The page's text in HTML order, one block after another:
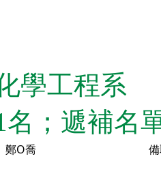
學工程系
；遞補名
鄭O喬